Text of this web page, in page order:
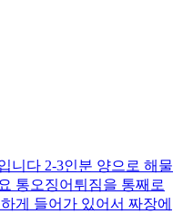
니다 2-3인분 양으로 해물
통오징어튀짐을 통째로
게 들어가 있어서 짜장에